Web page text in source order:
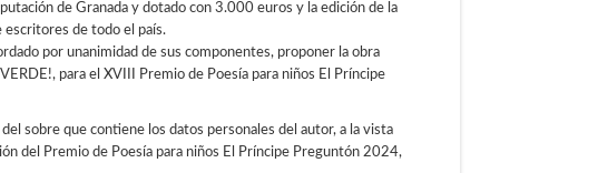
de Granada y dotado con 3.000 euros y la edición de la
escritores de todo el país.
por unanimidad de sus componentes, proponer la obra
para el XVIII Premio de Poesía para niños El Príncipe
sobre que contiene los datos personales del autor, a la vista
del Premio de Poesía para niños El Príncipe Preguntón 2024,